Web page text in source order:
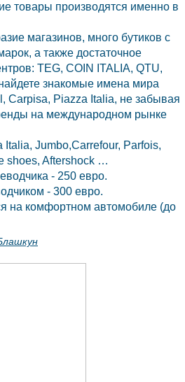
товары производятся именно в
магазинов, много бутиков с
а также достаточное
TEG, COIN ITALIA, QTU,
знакомые имена мира
Carpisa, Piazza Italia, не забывая
на международном рынке
Jumbo,Carrefour, Parfois,
shoes, Aftershock …
- 250 евро.
- 300 евро.
на комфортном автомобиле (до